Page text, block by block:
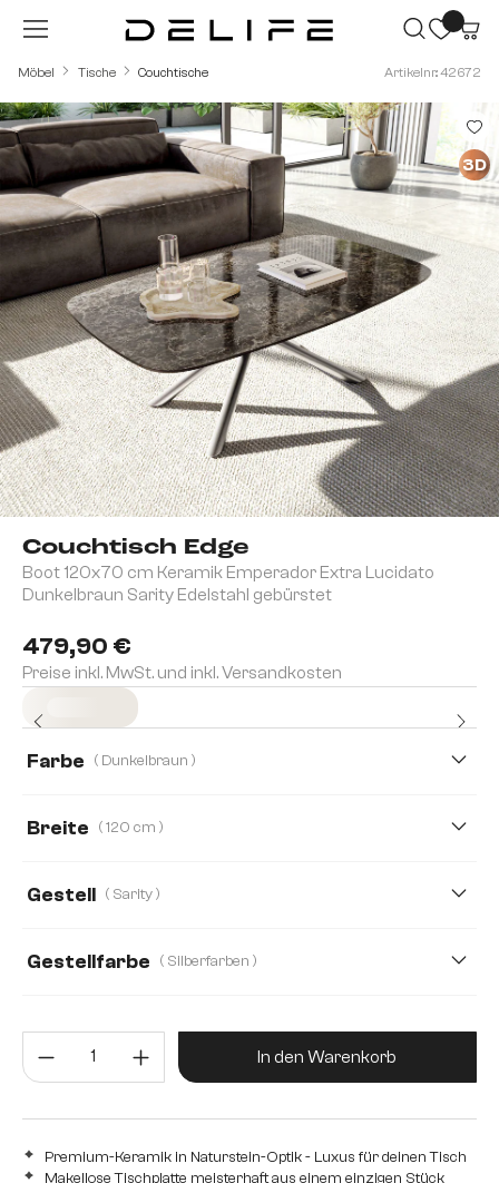
Zum Hauptinhalt springen
Möbel Tische Couchtische Artikelnr.: 42672
Couchtisch Edge
Boot 120x70 cm Keramik Emperador Extra Lucidato
Dunkelbraun Sarity Edelstahl gebürstet
479,90 €
Preise inkl. MwSt. und inkl. Versandkosten
Farbe ( Dunkelbraun )
Breite ( 120 cm )
Gestell ( Sarity )
Gestellfarbe ( Silberfarben )
Produkt Anzahl: Gib den
In den Warenkorb
Premium-Keramik in Naturstein-Optik - Luxus für deinen Tisch
Makellose Tischplatte meisterhaft aus einem einzigen Stück
Bildergalerie überspringen
3D